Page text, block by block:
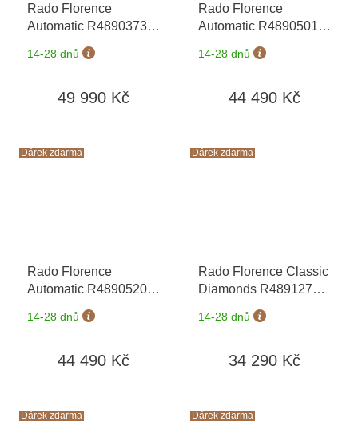
Rado Florence
Automatic R48903733
+ záruka 5 let +
zkrácení řemínku
hodinky Friedrich
14-28 dnů
49 990 Kč
Rado Florence
Automatic R48905015
+ záruka 5 let + kazeta
na hodinky Friedrich
1160 Kč
14-28 dnů
44 490 Kč
Dárek zdarma
Rado Florence
Automatic R48905205
+ záruka 5 let + kazeta
na hodinky Friedrich
1160 Kč
14-28 dnů
44 490 Kč
Dárek zdarma
Rado Florence Classic
Diamonds R48912723
+ záruka 5 let +
zkrácení řemínku
hodinky Friedrich
14-28 dnů
34 290 Kč
Dárek zdarma Dárek zdarma